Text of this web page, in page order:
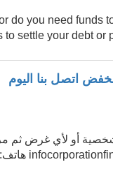
do you need funds
to settle your debt or
اتصل بنا اليوم
أو لأي غرض ثم